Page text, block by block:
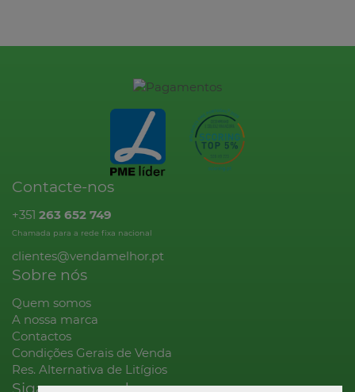
Contacte-nos
+351 263 652 749
Chamada para a rede fixa nacional
clientes@vendamelhor.pt
Sobre nós
Quem somos
A nossa marca
Contactos
Condições Gerais de Venda
Res. Alternativa de Litígios